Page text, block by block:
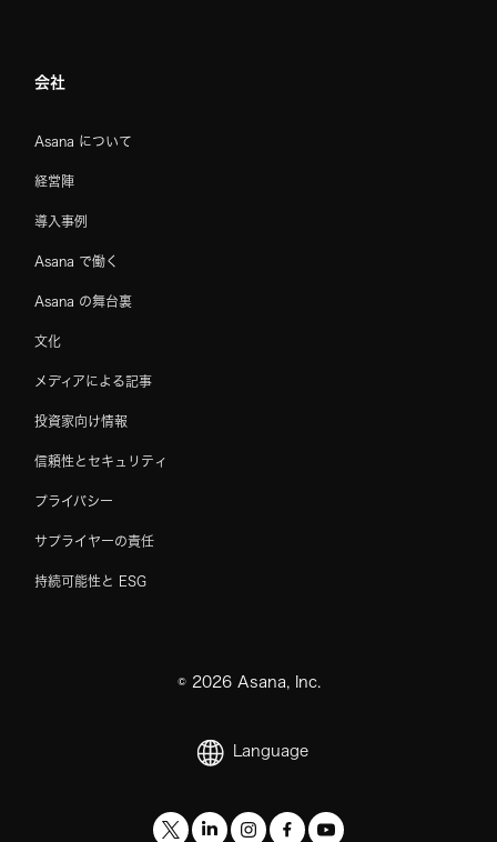
会社
Asana について
経営陣
導入事例
Asana で働く
Asana の舞台裏
文化
メディアによる記事
投資家向け情報
信頼性とセキュリティ
プライバシー
サプライヤーの責任
持続可能性と ESG
© 2026Asana, Inc.
Language